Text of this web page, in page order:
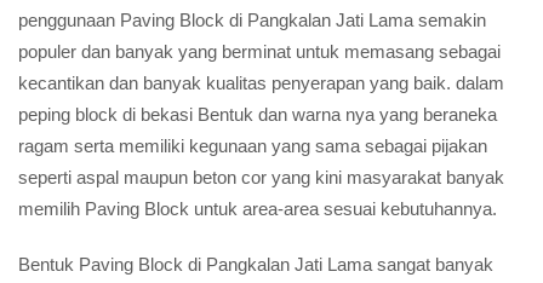
penggunaan Paving Block di Pangkalan Jati Lama semakin
populer dan banyak yang berminat untuk memasang sebagai
kecantikan dan banyak kualitas penyerapan yang baik. dalam
peping block di bekasi Bentuk dan warna nya yang beraneka
ragam serta memiliki kegunaan yang sama sebagai pijakan
seperti aspal maupun beton cor yang kini masyarakat banyak
memilih Paving Block untuk area-area sesuai kebutuhannya.
Bentuk Paving Block di Pangkalan Jati Lama sangat banyak